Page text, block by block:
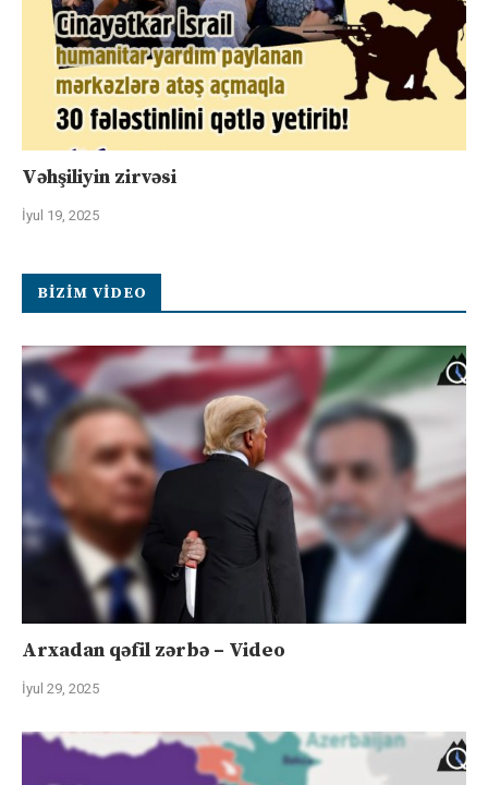
Vəhşiliyin zirvəsi
İyul 19, 2025
BIZIM VIDEO
Arxadan qəfil zərbə – Video
İyul 29, 2025